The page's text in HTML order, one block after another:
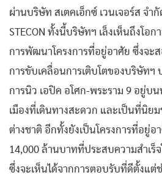
ผ่านบริษัท สเตคเอ็กซ์ เวนเจอร์ส จำ
STECON ทั้งนี้บริษัทฯ เล็งเห็นถึงโอก
การพัฒนาโครงการที่อยู่อาศัย ซึ่งจะ
การขับเคลื่อนการเติบโตของบริษัทฯ
การนิว เอปิค อโศก-พระราม 9 อยู่บน
เมืองที่เดินทางสะดวก และเป็นที่นิย
ต่างชาติ อีกทั้งยังเป็นโครงการที่อยู่
14,000 ล้านบาทที่ประสบความสำเร็
ซึ่งจะเห็นได้จากการตอบรับที่ดีตั้งแต่